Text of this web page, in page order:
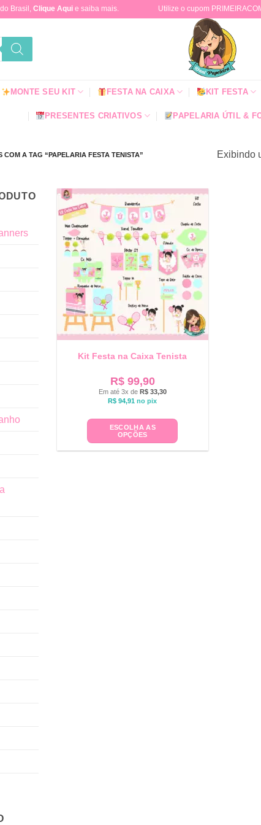
Brasil, Clique Aqui e saiba mais. Utilize o cupom
MONTE SEU KIT FESTA NA CAIXA KIT FESTA
PRESENTES CRIATIVOS PAPELARIA ÚTIL &
COM A TAG “PAPELARIA FESTA TENISTA” Exibindo
Kit Festa na Caixa Tenista
R$99,90
Em até 3x de R$33,30
R$ 94,91 no pix
ESCOLHA AS
OPÇÕES